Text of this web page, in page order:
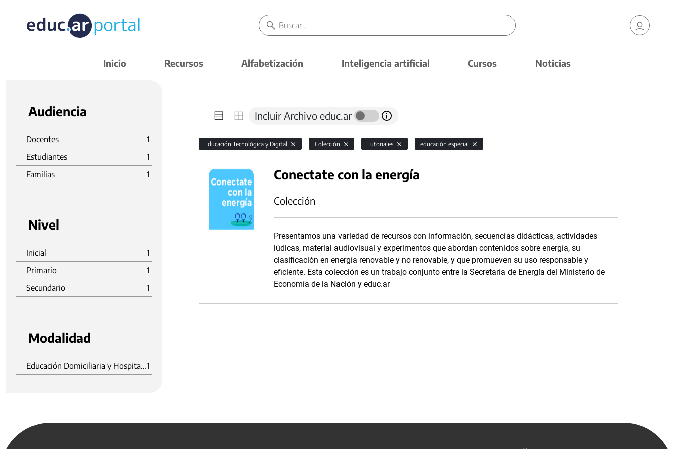
Inicio Recursos Alfabetización Inteligencia artificial Cursos Noticias
Audiencia
Docentes
1
Estudiantes
1
Familias
1
Nivel
Inicial
1
Primario
1
Secundario
1
Modalidad
Educación Domiciliaria y Hospitalaria1
Incluir Archivo educ.ar
Educación Tecnológica y Digital Colección Tutoriales educación especial
Conectate con la energía
Colección
Presentamos una variedad de recursos con información, secuencias didácticas, actividades
lúdicas, material audiovisual y experimentos que abordan contenidos sobre energía, su
clasificación en energía renovable y no renovable, y que promueven su uso responsable y
eficiente. Esta colección es un trabajo conjunto entre la Secretaría de Energía del Ministerio de
Economía de la Nación y educ.ar